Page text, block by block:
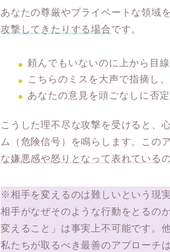
あなたの尊厳やプライベートな領域
攻撃してきたりする場合です。
頼んでもいないのに上から目
こちらのミスを大声で指摘し
あなたの意見を頭ごなしに否
こうした理不尽な攻撃を受けると、
ム（危険信号）を鳴らします。この
な嫌悪感や怒りとなって表れている
※相手を変えるのは難しいという現実
相手がなぜそのような行動をとるの
変えること」は事実上不可能です。
私たちが取るべき最善のアプローチ